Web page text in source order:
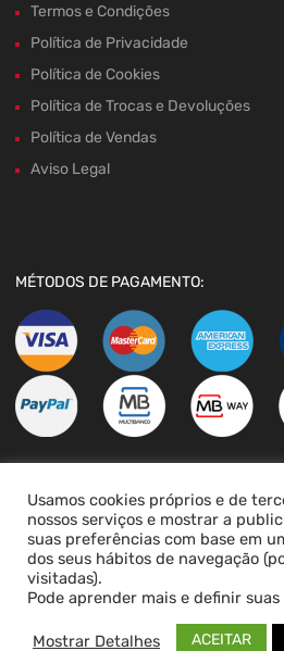
Termos e Condições
Política de Privacidade
Política de Cookies
Política de Trocas e Devoluções
Política de Vendas
Aviso Legal
MÉTODOS DE PAGAMENTO:
LIVRO DE RECLAMAÇÕES
Usamos cookies próprios e de
nossos serviços e mostrar a
suas preferências com base em
dos seus hábitos de navegação
visitadas).
Pode aprender mais e definir
Mostrar Detalhes ACEITAR